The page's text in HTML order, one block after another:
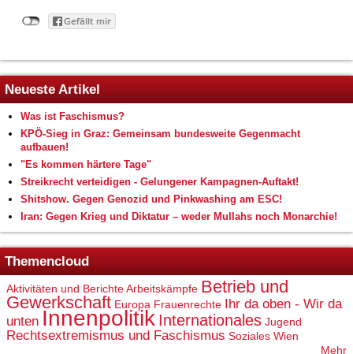
Neueste Artikel
Was ist Faschismus?
KPÖ-Sieg in Graz: Gemeinsam bundesweite Gegenmacht
aufbauen!
"Es kommen härtere Tage"
Streikrecht verteidigen - Gelungener Kampagnen-Auftakt!
Shitshow. Gegen Genozid und Pinkwashing am ESC!
Iran: Gegen Krieg und Diktatur – weder Mullahs noch Monarchie!
Themencloud
Aktivitäten und BerichteArbeitskämpfe Betrieb und
Gewerkschaft Europa Frauenrechte
Ihr da oben - Wir da
unten Innenpolitik Internationales Jugend
Rechtsextremismus und Faschismus Soziales Wien
Mehr